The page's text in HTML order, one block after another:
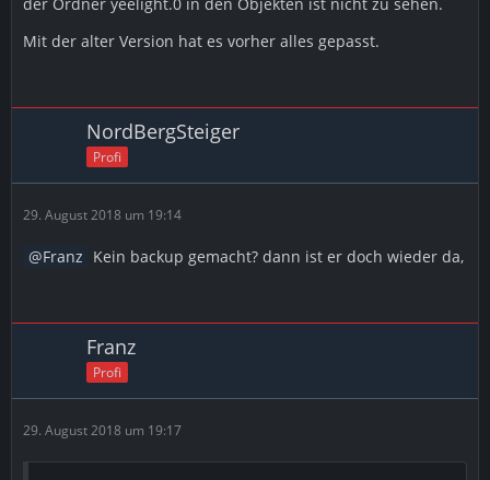
Mit der alter Version hat es vorher alles gepasst.
NordBergSteiger
Profi
29. August 2018 um 19:14
Franz Kein backup gemacht? dann ist er doch wieder da,
Franz
Profi
29. August 2018 um 19:17